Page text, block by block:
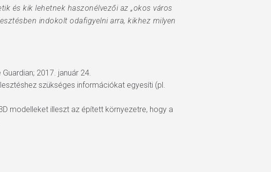
és kik lehetnek haszonélvezői az „okos város
indokolt odafigyelni arra, kikhez milyen
Guardian; 2017. január 24.
szükséges információkat egyesíti (pl.
modelleket illeszt az épített környezetre, hogy a